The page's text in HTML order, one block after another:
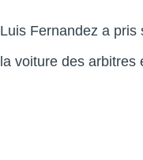
Luis Fernandez a pris
la voiture des arbitres